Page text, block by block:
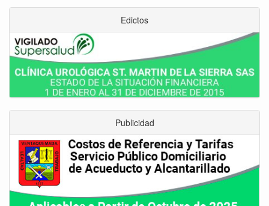
Edictos
Publicidad